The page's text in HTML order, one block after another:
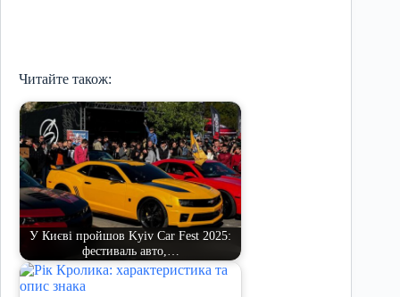
Читайте також:
У Києві пройшов Kyiv Car Fest 2025:
фестиваль авто,…